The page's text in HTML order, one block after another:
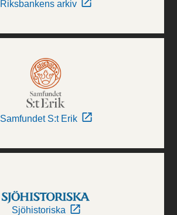
Riksbankens arkiv
Samfundet S:t Erik
Sjöhistoriska